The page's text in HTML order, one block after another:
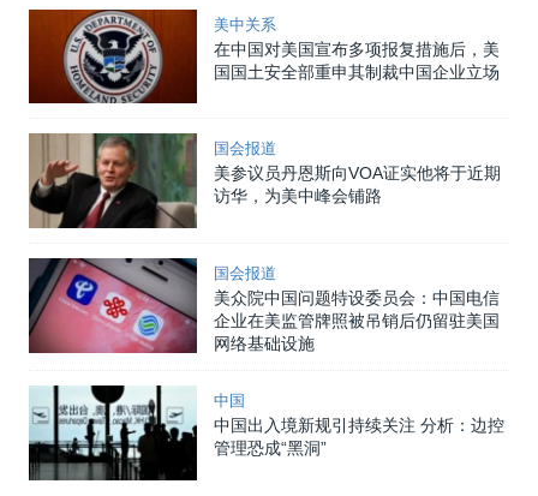
美中关系
在中国对美国宣布多项报复措施后，美
国国土安全部重申其制裁中国企业立场
国会报道
美参议员丹恩斯向VOA证实他将于近期
访华，为美中峰会铺路
国会报道
美众院中国问题特设委员会：中国电信
企业在美监管牌照被吊销后仍留驻美国
网络基础设施
中国
中国出入境新规引持续关注 分析：边控
管理恐成“黑洞”